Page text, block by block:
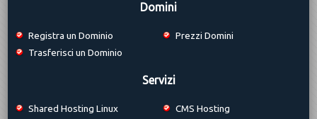
Domini
Registra un Dominio
Trasferisci un Dominio
Prezzi Domini
Servizi
Shared Hosting Linux
CMS Hosting